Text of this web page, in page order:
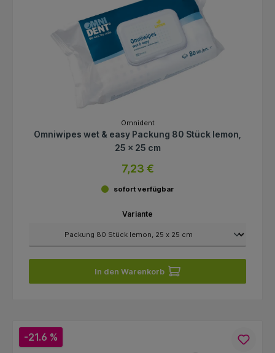
Omnident
Omniwipes wet & easy Packung 80 Stück lemon,
25 x 25 cm
7,23 €
sofort verfügbar
Variante
In den Warenkorb
-21.6 %